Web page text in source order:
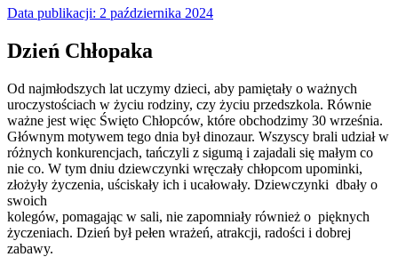
Data publikacji: 2 października 2024
Dzień Chłopaka
Od najmłodszych lat uczymy dzieci, aby pamiętały o ważnych
uroczystościach w życiu rodziny, czy życiu przedszkola. Równie
ważne jest więc Święto Chłopców, które obchodzimy 30 września.
Głównym motywem tego dnia był dinozaur. Wszyscy brali udział w
różnych konkurencjach, tańczyli z sigumą i zajadali się małym co
nie co. W tym dniu dziewczynki wręczały chłopcom upominki,
złożyły życzenia, uściskały ich i ucałowały. Dziewczynki dbały o
swoich
kolegów, pomagając w sali, nie zapomniały również o pięknych
życzeniach. Dzień był pełen wrażeń, atrakcji, radości i dobrej
zabawy.